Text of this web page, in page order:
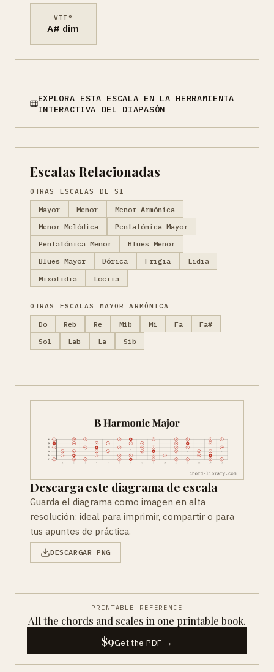
VII°
A# dim
EXPLORA ESTA ESCALA EN LA HERRAMIENTA
INTERACTIVA DEL DIAPASÓN
Escalas Relacionadas
OTRAS ESCALAS DE SI
Mayor Menor
Menor Armónica
Menor Melódica
Pentatónica Mayor
Pentatónica Menor
Blues Menor
Blues Mayor
Dórica Frigia
Lidia
Mixolidia
Locria
OTRAS ESCALAS MAYOR ARMÓNICA
Do Reb Re Mib Mi Fa
Fa#
Sol
Lab La Sib
Descarga este diagrama de escala
Guarda el diagrama como imagen en alta
resolución: ideal para imprimir, compartir o para
tus apuntes de práctica.
DESCARGAR PNG
PRINTABLE REFERENCE
All the chords and scales in one printable book.
$9Get the PDF →